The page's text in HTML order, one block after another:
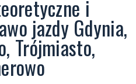
i
jazdy Gdynia,
Trójmiasto,